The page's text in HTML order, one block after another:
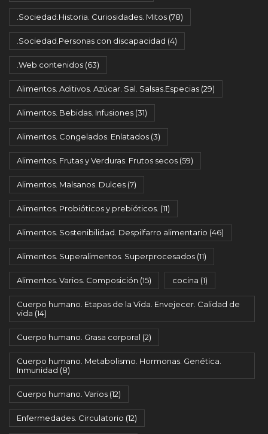
.Sociedad.Historia. Curiosidades. Mitos (78)
.Sociedad.Personas con discapacidad (4)
.Web contenidos (63)
Alimentos. Aditivos. Azúcar. Sal. Salsas.Especias (29)
Alimentos. Bebidas. Infusiones (31)
Alimentos. Congelados. Enlatados (3)
Alimentos. Frutas y Verduras. Frutos secos (59)
Alimentos. Malsanos. Dulces (7)
Alimentos. Probióticos y prebióticos. (11)
Alimentos. Sostenibilidad. Despilfarro alimentario (46)
Alimentos. Superalimentos. Superprocesados (11)
Alimentos. Varios. Composición (15) cocina (1)
Cuerpo humano. Etapas de la Vida. Envejecer. Calidad de
vida (14)
Cuerpo humano. Grasa corporal (2)
Cuerpo humano. Metabolismo. Hormonas. Genética.
Inmunidad (8)
Cuerpo humano. Varios (12)
Enfermedades. Circulatorio (12)